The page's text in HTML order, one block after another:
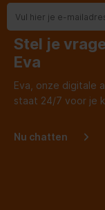
Stel je
Eva
Eva, onze digitale
staat 24/7 voor je
Nu chatten